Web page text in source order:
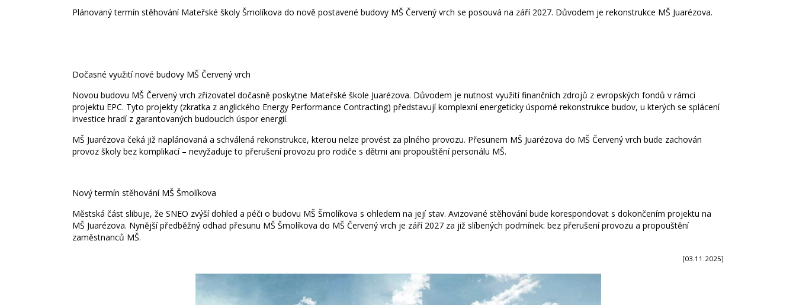
Plánovaný termín stěhování Mateřské školy Šmolíkova do nově postavené budovy MŠ Červený vrch se posouvá na září 2027. Důvodem je rekonstrukce MŠ Juarézova.
Dočasné využití nové budovy MŠ Červený vrch
Novou budovu MŠ Červený vrch zřizovatel dočasně poskytne Mateřské škole Juarézova. Důvodem je nutnost využití finančních zdrojů z evropských fondů v rámci
projektu EPC. Tyto projekty (zkratka z anglického Energy Performance Contracting) představují komplexní energeticky úsporné rekonstrukce budov, u kterých se splácení
investice hradí z garantovaných budoucích úspor energií.
MŠ Juarézova čeká již naplánovaná a schválená rekonstrukce, kterou nelze provést za plného provozu. Přesunem MŠ Juarézova do MŠ Červený vrch bude zachován
provoz školy bez komplikací – nevyžaduje to přerušení provozu pro rodiče s dětmi ani propouštění personálu MŠ.
Nový termín stěhování MŠ Šmolíkova
Městská část slibuje, že SNEO zvýší dohled a péči o budovu MŠ Šmolíkova s ohledem na její stav. Avizované stěhování bude korespondovat s dokončením projektu na
MŠ Juarézova. Nynější předběžný odhad přesunu MŠ Šmolíkova do MŠ Červený vrch je září 2027 za již slíbených podmínek: bez přerušení provozu a propouštění
zaměstnanců MŠ.
[03.11.2025]